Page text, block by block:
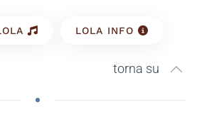
LOLA INFO
torna su